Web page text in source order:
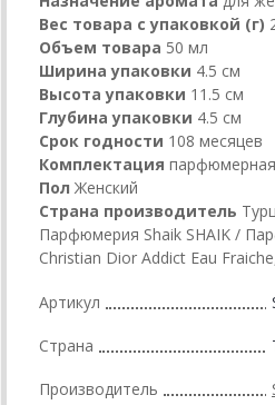
Вес товара с упаковкой (г)
Объем товара 50 мл
Ширина упаковки 4.5 см
Высота упаковки 11.5 см
Глубина упаковки 4.5 см
Срок годности 108 месяцев
Комплектация
Пол Женский
Страна производитель
Парфюмерия Shaik SHAIK /
Christian Dior Addict Eau
Артикул
Страна
Производитель